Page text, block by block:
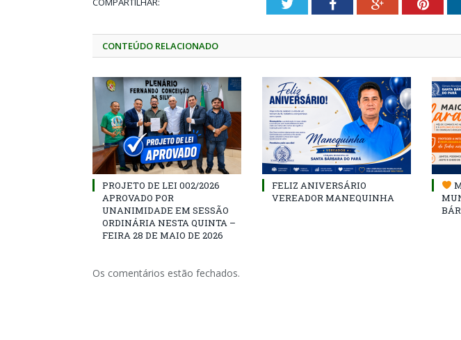
TwitterFacebookGoogle+
CONTEÚDO RELACIONADO
PROJETO DE LEI 002/2026
APROVADO POR
UNANIMIDADE EM SESSÃO
ORDINÁRIA NESTA QUINTA –
FEIRA 28 DE MAIO DE 2026
FELIZ ANIVERSÁRIO
VEREADOR MANEQUINHA
Os comentários estão fechados.